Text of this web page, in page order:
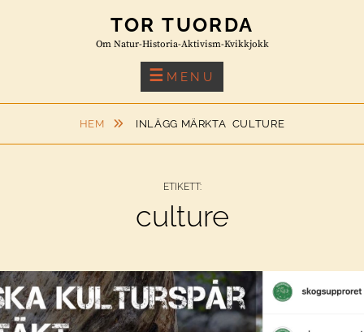
TOR TUORDA
Om Natur-Historia-Aktivism-Kvikkjokk
MENU
HEM INLÄGG MÄRKTA CULTURE
ETIKETT:
culture